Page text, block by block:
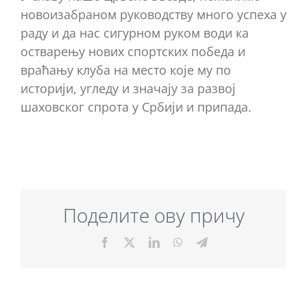
новоизабраном руководству много успеха у
раду и да нас сигурном руком води ка
остварењу нових спортских победа и
враћању клуба на место које му по
историји, угледу и значају за развој
шаховског спрота у Србији и припада.
Поделите ову причу
Facebook LinkedInWhatsAppTelegram